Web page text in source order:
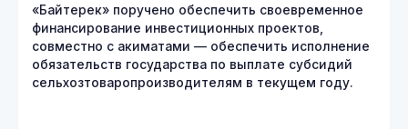
«Байтерек» поручено обеспечить своевременное
финансирование инвестиционных проектов,
совместно с акиматами — обеспечить исполнение
обязательств государства по выплате субсидий
сельхозтоваропроизводителям в текущем году.